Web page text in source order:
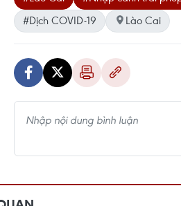
#Dịch COVID-19
Lào Cai